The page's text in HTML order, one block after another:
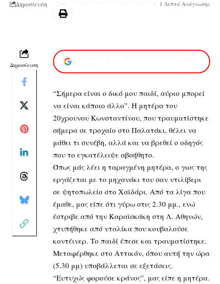
Δημοσίευση 1 Λεπτά Ανάγνωσης
Δημοσίευση
“Σήμερα είναι ο δικό μου παιδί, αύριο μπορεί
να είναι κάποιο άλλο”. Η μητέρα του
20χρουνου Κωνσταντίνου, που τραυματίστηκε
σήμερα σε τροχαίο στο Παλατάκι, θέλει να
μάθει τι συνέβη, αλλά και να βρεθεί ο οδηγός
που το εγκατέλειψε αβοήθητο.
Όπως μάς λέει η ταραγμένη μητέρα, ο γιος της
εργάζεται με το μηχανάκι του σαν ντιλίβερι
σε ψητοπωλείο στο Χαϊδάρι. Από τα λίγα που
έμαθε, μας είπε ότι γύρω στις 2.30 μμ., ενώ
έστριβε από την Καραϊσκάκη στη Λ. Αθηνών,
χτυπήθηκε από νταλίκα που κουβαλούσε
κοντέινερ. Το παιδί έπεσε και τραυματίστηκε.
Μεταφέρθηκε στο Αττικόν, όπου αυτή την ώρα
(5.30 μμ) υποβάλλεται σε εξετάσεις.
“Ευτυχώς φορούσε κράνος”, μας είπε η μητέρα.